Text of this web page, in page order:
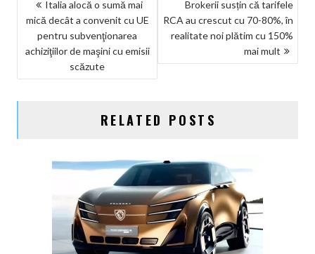
ÎN
ARTICOLE
Italia alocă o sumă mai
mică decât a convenit cu UE
pentru subvenţionarea
achiziţiilor de maşini cu emisii
scăzute
Brokerii susțin că tarifele
RCA au crescut cu 70-80%, în
realitate noi plătim cu 150%
mai mult
RELATED POSTS